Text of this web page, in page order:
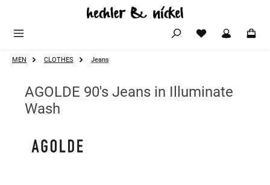
Zum Hauptinhalt springen
MEN CLOTHES Jeans
AGOLDE 90's Jeans in Illuminate
Wash